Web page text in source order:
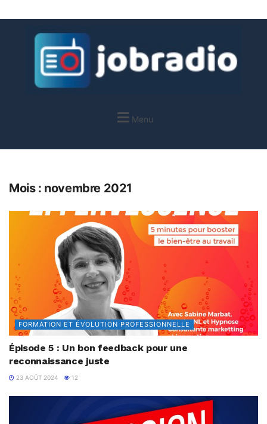
Menu
Mois : novembre 2021
FORMATION ET ÉVOLUTION PROFESSIONNELLE
Épisode 5 : Un bon feedback pour une
reconnaissance juste
23 AOÛT 2024 12